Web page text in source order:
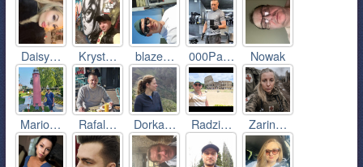
Daisy… Kryst… blaze… 000Pa… Nowak
Mario… Rafal… Dorka… Radzi… Zarin…